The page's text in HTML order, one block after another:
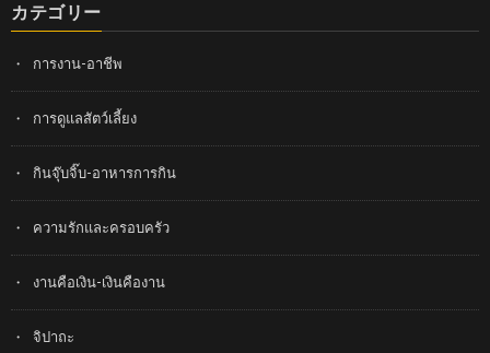
カテゴリー
การงาน-อาชีพ
การดูแลสัตว์เลี้ยง
กินจุ๊บจิ๊บ-อาหารการกิน
ความรักและครอบครัว
งานคือเงิน-เงินคืองาน
จิปาถะ